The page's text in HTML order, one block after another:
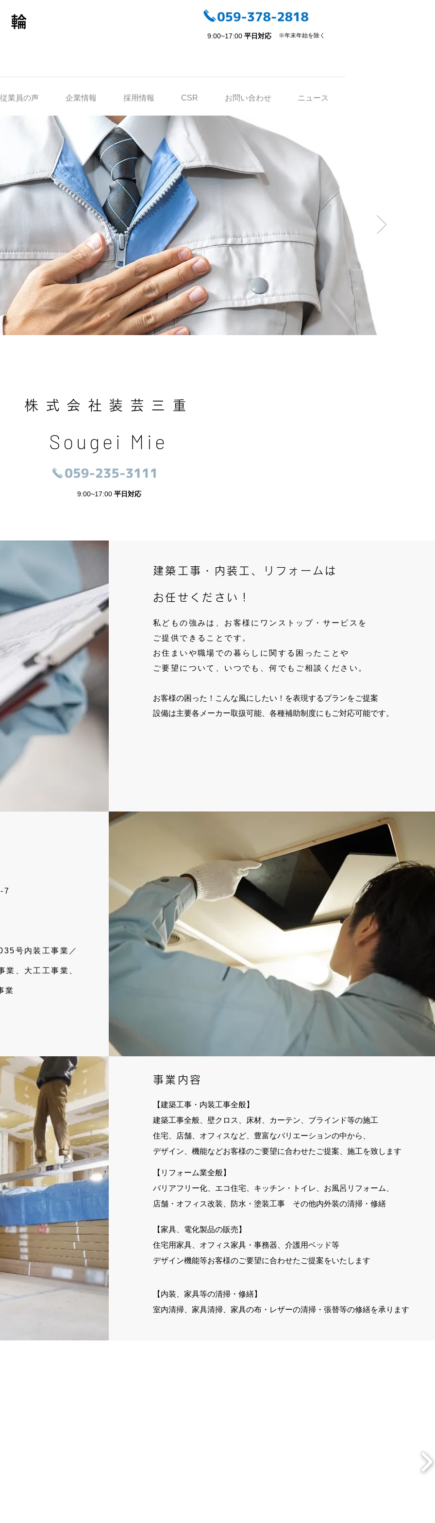
9:00~17:00 平日対応 ※​年末年始を除く
従業員の声 企業情報 採用情報 CSR お問い合わせ ニュース
株式会社装芸三重
Sougei Mie
9:00~17:00 平日対応
建築工事・内装工、リフォームは
お任せください！
私どもの強みは、お客様にワンストップ・サービスを
ご提供できることです。
お住まいや職場での暮らしに関する困ったことや
ご要望について、 いつでも、何でもご相談ください。
お客様の困った！こんな風にしたい！を表現するプランをご提案
設備は主要各メーカー取扱可能、各種補助制度にもご対応可能です。
7
号内装工事業／
業、大工工事業、
業
事業内容
​【建築工事・内装工事全般】
建築工事全般、壁クロス、床材、カーテン、ブラインド等の施工
住宅、店舗、オフィスなど、豊富なバリエーションの中から、
デザイン、機能などお客様のご要望に合わせたご提案、施工を致します
【リフォーム業全般】
バリアフリー化、エコ住宅、キッチン・トイレ、お風呂リフォーム、
店舗・オフィス改装、防水・塗装工事 その他内外装の清掃・修繕
【家具、電化製品の販売】
住宅用家具、オフィス家具・事務器、介護用ベッド等
デザイン機能等お客様のご要望に合わせたご提案をいたします
​【内装、家具等の清掃・修繕】
室内清掃、家具清掃、家具の布・レザーの清掃・張替等の修繕を承ります